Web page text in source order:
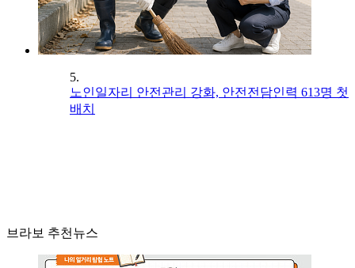
5.
노인일자리 안전관리 강화, 안전전담인력 613명 첫
배치
브라보 추천뉴스